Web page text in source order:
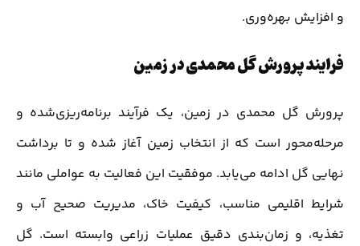
و افزایش بهره‌وری.
فرایند پرورش گل محمدی در زمین
پرورش گل محمدی در زمین، یک فرآیند برنامه‌ریزی‌شده و
مرحله‌محور است که از انتخاب زمین آغاز شده و تا برداشت
نهایی گل ادامه می‌یابد. موفقیت این فعالیت به عواملی مانند
شرایط اقلیمی مناسب، کیفیت خاک، مدیریت صحیح آب و
تغذیه، و زمان‌بندی دقیق عملیات زراعی وابسته است. گل